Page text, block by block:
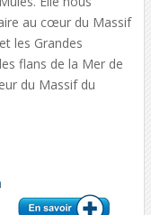
au cœur du Massif
les Grandes
flans de la Mer de
du Massif du